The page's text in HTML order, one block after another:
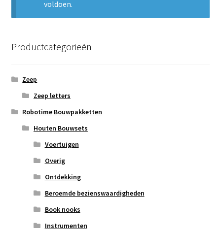
voldoen.
Productcategorieën
Zeep
Zeep letters
Robotime Bouwpakketten
Houten Bouwsets
Voertuigen
Overig
Ontdekking
Beroemde bezienswaardigheden
Book nooks
Instrumenten